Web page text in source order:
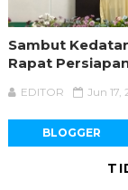
Sambut
Rapat
EDITOR Jun 17,
BLOGGER